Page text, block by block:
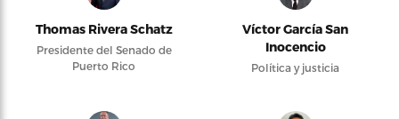
Thomas Rivera Schatz
Presidente del Senado de
Puerto Rico
Víctor García San
Inocencio
Política y justicia